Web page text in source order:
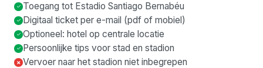
Toegang tot Estadio Santiago Bernabéu
Digitaal ticket per e-mail (pdf of mobiel)
Optioneel: hotel op centrale locatie
Persoonlijke tips voor stad en stadion
× Vervoer naar het stadion niet inbegrepen